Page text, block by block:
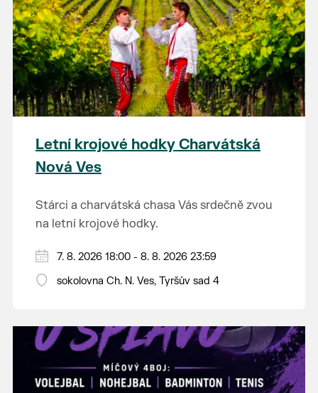
Letní krojové hodky Charvátská
Nová Ves
Stárci a charvátská chasa Vás srdečně zvou
na letní krojové hodky.
PÁTEK 7. srpna
18:00 - ruční stavění máje
14:00 - krojový průvod pro stárky od
hostince “U Buvola”
16:00 - odpolední zábava na sokolovně
21:00 - večerní zábava
7. 8. 2026 18:00 - 8. 8. 2026 23:59
sokolovna Ch. N. Ves, Tyršův sad 4